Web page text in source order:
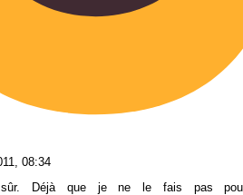
08:34
Déjà que je ne le fais pas